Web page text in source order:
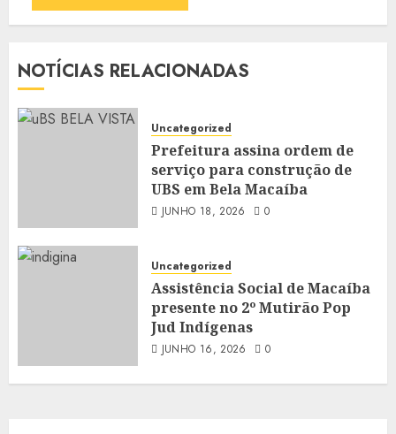
NOTÍCIAS RELACIONADAS
Uncategorized
Prefeitura assina ordem de
serviço para construção de
UBS em Bela Macaíba
JUNHO 18, 2026 0
Uncategorized
Assistência Social de Macaíba
presente no 2º Mutirão Pop
Jud Indígenas
JUNHO 16, 2026 0